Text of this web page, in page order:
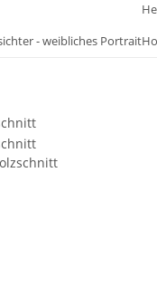
- weibliches Portrait